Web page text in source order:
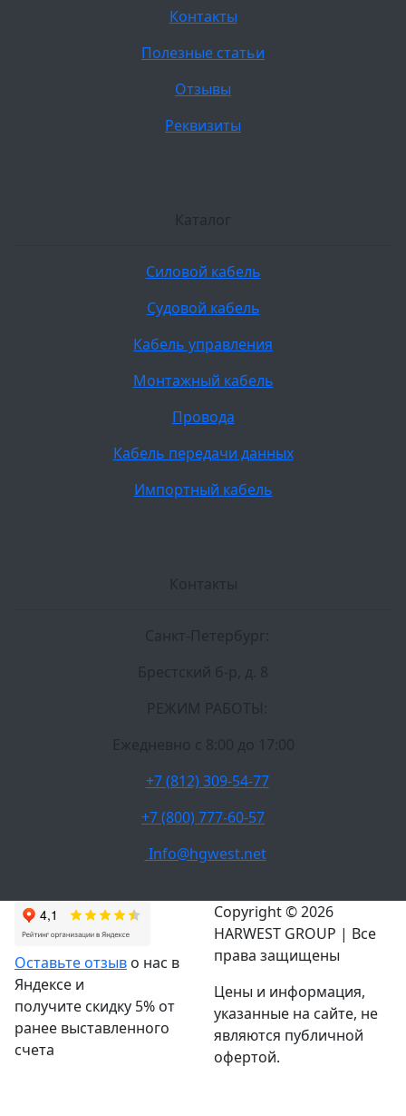
Контакты
Полезные статьи
Отзывы
Реквизиты
Каталог
Силовой кабель
Судовой кабель
Кабель управления
Монтажный кабель
Провода
Кабель передачи данных
Импортный кабель
Контакты
Санкт-Петербург:
Брестский б-р, д. 8
РЕЖИМ РАБОТЫ:
Ежедневно c 8:00 до 17:00
+7 (812) 309-54-77
+7 (800) 777-60-57
Info@hgwest.net
Оставьте отзыв о нас в
Яндексе и
получите скидку 5% от
ранее выставленного
счета
Copyright © 2026
HARWEST GROUP | Все
права защищены
Цены и информация,
указанные на сайте, не
являются публичной
офертой.